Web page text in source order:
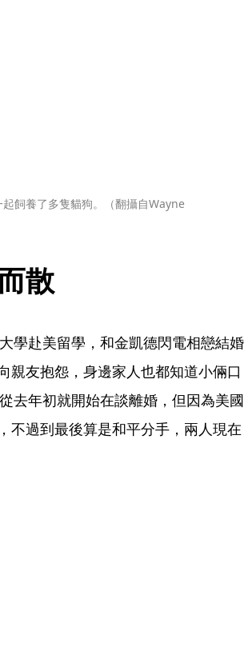
飼養了多隻貓狗。（翻攝自Wayne
散
學赴美留學，和金凱德閃電相戀結婚
親友抱怨，身邊家人也都知道小倆口
去年初就開始在談離婚，但因為美國
不過到最後算是和平分手，兩人現在